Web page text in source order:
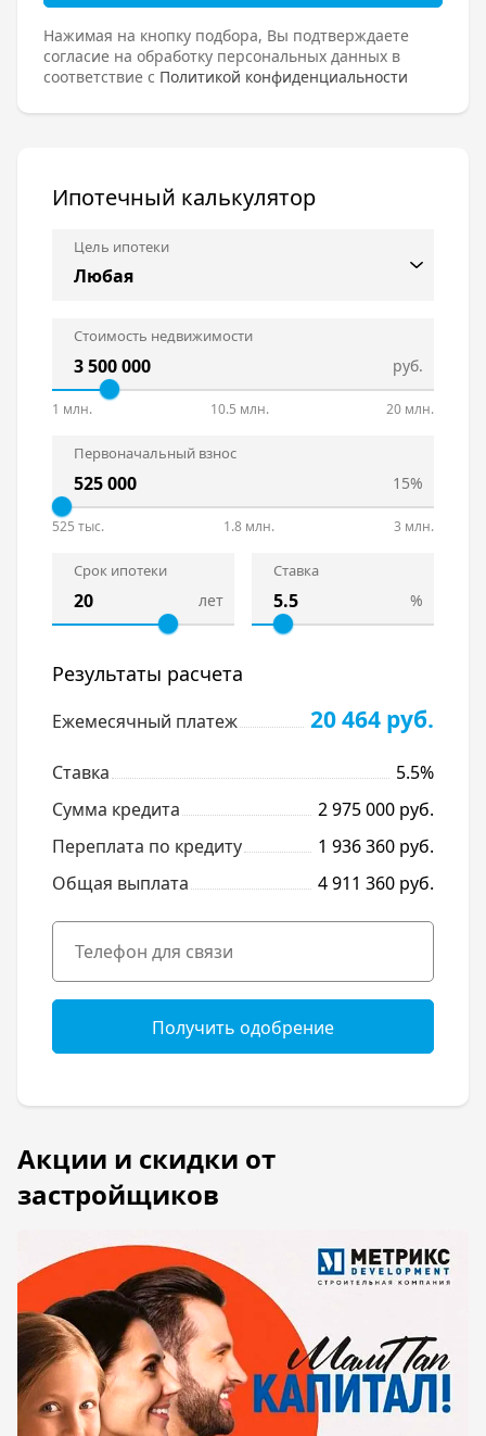
Нажимая на кнопку подбора, Вы подтверждаете
согласие на обработку персональных данных в
соответствие с Политикой конфиденциальности
Ипотечный калькулятор
Цель ипотеки
Стоимость недвижимости
руб.
1 млн. 10.5 млн. 20 млн.
Первоначальный взнос
15%
525 тыс. 1.8 млн. 3 млн.
Срок ипотеки
лет
Ставка
%
Результаты расчета
Ежемесячный платеж 20 464 руб.
Ставка
5.5%
Сумма кредита
2 975 000 руб.
Переплата по кредиту
1 936 360 руб.
Общая выплата
4 911 360 руб.
Получить одобрение